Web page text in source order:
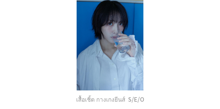
เสื้อเชิ้ต กางเกงยีนส์ S/E/O